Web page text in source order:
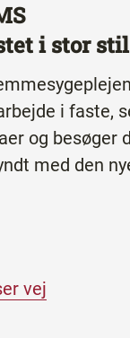
i stor stil
i faste,
og besøger
med den
vej